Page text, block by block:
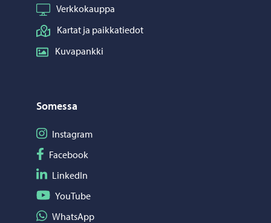
Verkkokauppa
Kartat ja paikkatiedot
Kuvapankki
Somessa
Seuraa Instagram
Instagram
Seuraa Facebook
Facebook
Seuraa LinkedIn
LinkedIn
Seuraa YouTube
YouTube
Jaa WhatsApp
WhatsApp